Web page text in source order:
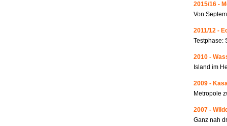
2015/16 -
Von
2011/12 -
Testphase:
2010 -
Island im
2009 -
Metropole
2007 -
Ganz nah